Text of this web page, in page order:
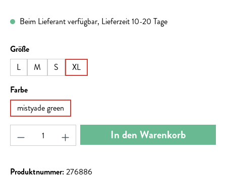
Beim Lieferant verfügbar, Lieferzeit 10-20 Tage
Größeauswählen
L
M S
XL
Farbeauswählen
mistyade green
Produkt Anzahl: Gib den gewünschten Wert ein
In den Warenkorb
Produktnummer:276886